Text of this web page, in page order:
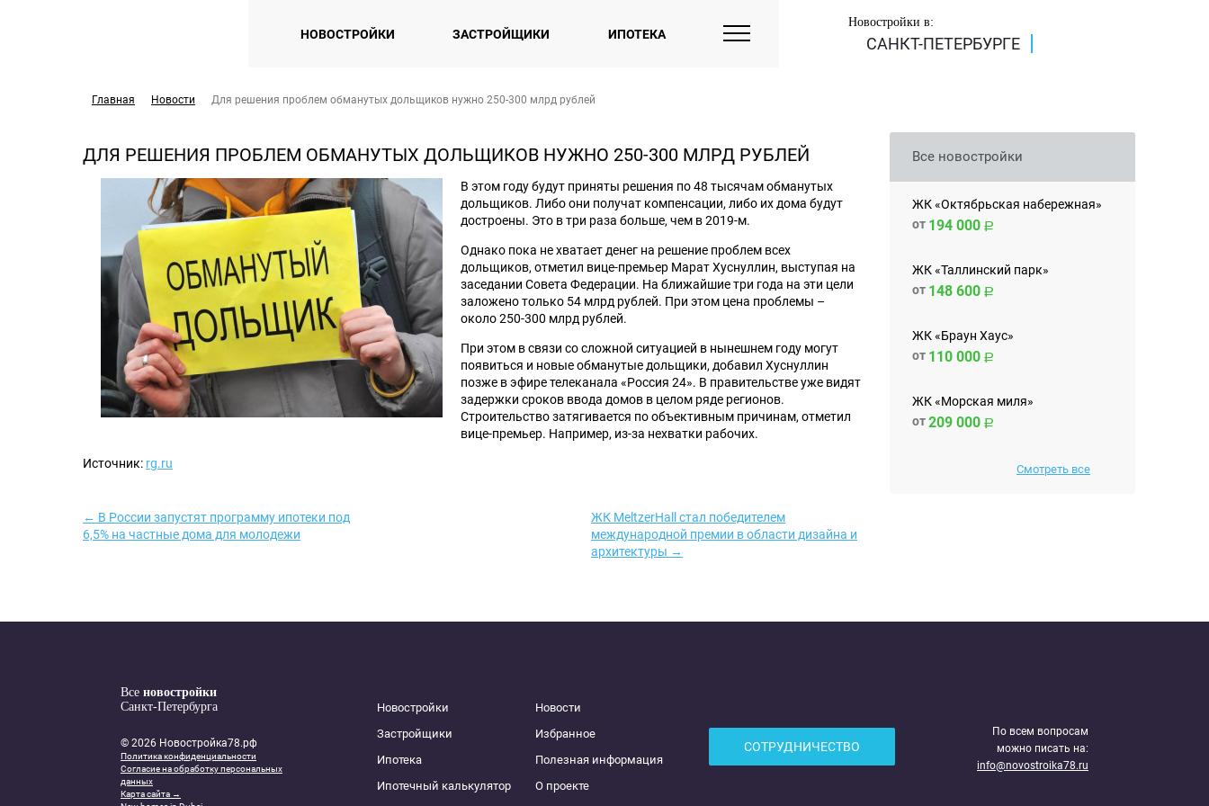
НОВОСТРОЙКИ ЗАСТРОЙЩИКИ ИПОТЕКА
Новостройки в:
САНКТ-ПЕТЕРБУРГЕ
Главная Новости Для решения проблем обманутых дольщиков нужно 250-300 млрд рублей
ДЛЯ РЕШЕНИЯ ПРОБЛЕМ ОБМАНУТЫХ ДОЛЬЩИКОВ НУЖНО 250-300 МЛРД РУБЛЕЙ
В этом году будут приняты решения по 48 тысячам обманутых
дольщиков. Либо они получат компенсации, либо их дома будут
достроены. Это в три раза больше, чем в 2019-м.
Однако пока не хватает денег на решение проблем всех
дольщиков, отметил вице-премьер Марат Хуснуллин, выступая на
заседании Совета Федерации. На ближайшие три года на эти цели
заложено только 54 млрд рублей. При этом цена проблемы –
около 250-300 млрд рублей.
При этом в связи со сложной ситуацией в нынешнем году могут
появиться и новые обманутые дольщики, добавил Хуснуллин
позже в эфире телеканала «Россия 24». В правительстве уже видят
задержки сроков ввода домов в целом ряде регионов.
Строительство затягивается по объективным причинам, отметил
вице-премьер. Например, из-за нехватки рабочих.
Источник: rg.ru
← В России запустят программу ипотеки под
6,5% на частные дома для молодежи
ЖК MeltzerHall стал победителем
международной премии в области дизайна и
архитектуры →
Все новостройки
ЖК «Октябрьская набережная»
от 194 000
ЖК «Таллинский парк»
от 148 600
ЖК «Браун Хаус»
от 110 000
ЖК «Морская миля»
от209 000
Смотреть все
Все новостройки
Санкт-Петербурга
© 2026 Новостройка78.рф
Политика конфиденциальности
Согласие на обработку персональных
данных
Карта сайта →
Новостройки
Застройщики
Ипотека
Ипотечный калькулятор
Новости
Избранное
Полезная информация
О проекте
СОТРУДНИЧЕСТВО
По всем вопросам
можно писать на:
info@novostroika78.ru